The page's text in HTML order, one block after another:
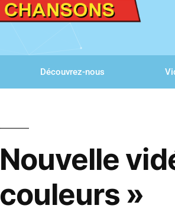
Découvrez-nous
Nouvelle
couleurs »